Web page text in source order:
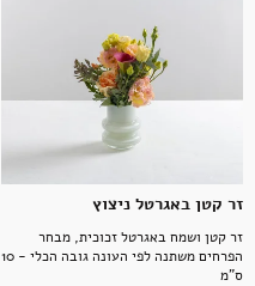
זר קטן באגרטל ניצוץ
זר קטן ושמח באגרטל זכוכית, מבחר
הפרחים משתנה לפי העונה גובה הכלי - 10
ס"מ
ילדים
אקססוריז
ספרים ומוצרי נייר